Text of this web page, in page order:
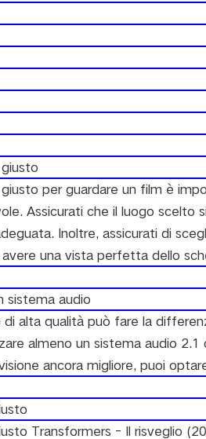
per guardare un film è
Assicurati che il luogo scelto
Inoltre, assicurati di
una vista perfetta dello
sistema audio
di alta qualità può fare la
almeno un sistema audio
ancora migliore, puoi
Transformers - Il risveglio